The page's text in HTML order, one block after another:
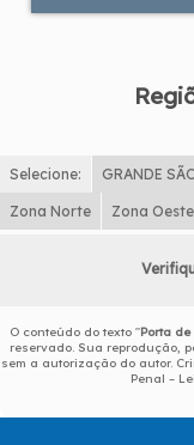
Selecione: GRANDE
Zona Norte Zona Oeste
O conteúdo do texto "Porta
reservado. Sua reprodução,
sem a autorização do autor.
Penal –